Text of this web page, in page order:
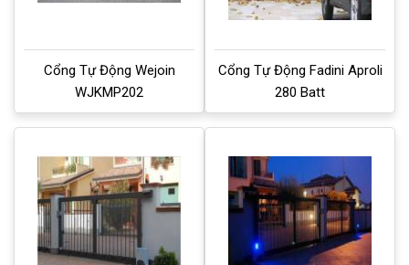
Cổng Tự Động Wejoin
WJKMP202
Cổng Tự Động Fadini Aproli
280 Batt